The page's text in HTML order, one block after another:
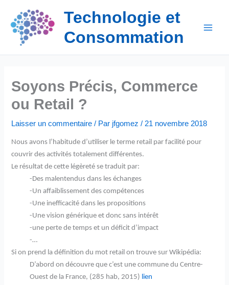
contenu
Technologie et
Consommation
Soyons Précis, Commerce
ou Retail ?
Laisser un commentaire / Par jfgomez/ 21 novembre 2018
Nous avons l’habitude d’utiliser le terme retail par facilité pour
couvrir des activités totalement différentes.
Le résultat de cette légèreté se traduit par:
-Des malentendus dans les échanges
-Un affaiblissement des compétences
-Une inefficacité dans les propositions
-Une vision générique et donc sans intérêt
-une perte de temps et un déficit d’impact
-…
Si on prend la définition du mot retail on trouve sur Wikipédia:
D’abord on découvre que c’est une commune du Centre-
Ouest de la France, (285 hab, 2015) lien